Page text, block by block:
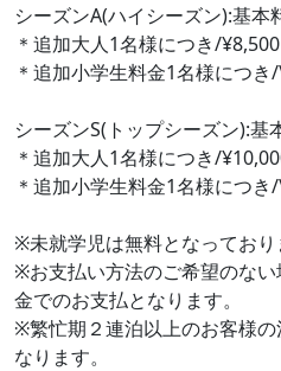
シーズンA(ハイシーズン):基
＊追加大人1名様につき/¥8,500
＊追加小学生料金1名様につ
シーズンS(トップシーズン):
＊追加大人1名様につき/
＊追加小学生料金1名様につ
※未就学児は無料となっており
※お支払い方法のご希望のな
金でのお支払となります。
※繁忙期２連泊以上のお客様
なります。